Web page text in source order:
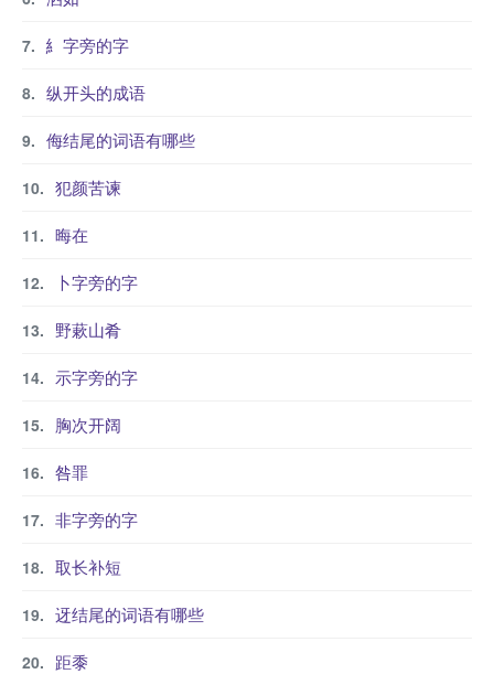
糹字旁的字
纵开头的成语
侮结尾的词语有哪些
犯颜苦谏
晦在
卜字旁的字
野蔌山肴
示字旁的字
胸次开阔
咎罪
非字旁的字
取长补短
迓结尾的词语有哪些
距黍